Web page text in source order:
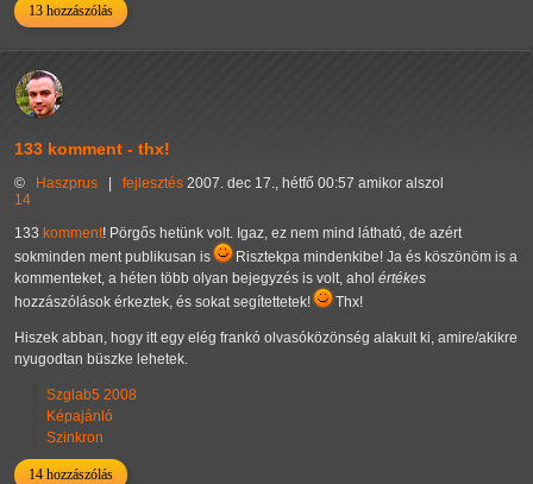
13 hozzászólás
133 komment - thx!
© Haszprus | fejlesztés 2007. dec 17., hétfő 00:57 amikor alszol
14
133 komment! Pörgős hetünk volt. Igaz, ez nem mind látható, de azért
sokminden ment publikusan is
Risztekpa mindenkibe! Ja és köszönöm is a
kommenteket, a héten több olyan bejegyzés is volt, ahol értékes
hozzászólások érkeztek, és sokat segítettetek!
Thx!
Hiszek abban, hogy itt egy elég frankó olvasóközönség alakult ki, amire/akikre
nyugodtan büszke lehetek.
Szglab5 2008
Képajánló
Szinkron
14 hozzászólás